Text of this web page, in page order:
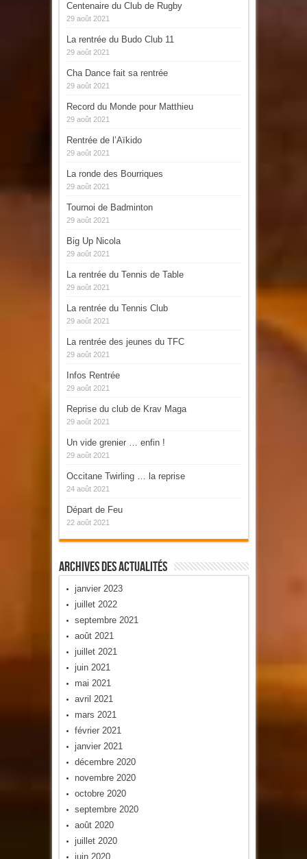
Centenaire du Club de Rugby
29 août 2021
La rentrée du Budo Club 11
29 août 2021
Cha Dance fait sa rentrée
29 août 2021
Record du Monde pour Matthieu
29 août 2021
Rentrée de l’Aïkido
29 août 2021
La ronde des Bourriques
29 août 2021
Tournoi de Badminton
29 août 2021
Big Up Nicola
29 août 2021
La rentrée du Tennis de Table
29 août 2021
La rentrée du Tennis Club
29 août 2021
La rentrée des jeunes du TFC
29 août 2021
Infos Rentrée
29 août 2021
Reprise du club de Krav Maga
29 août 2021
Un vide grenier … enfin !
29 août 2021
Occitane Twirling … la reprise
24 août 2021
Départ de Feu
22 août 2021
Archives Des Actualités
janvier 2023
juillet 2022
septembre 2021
août 2021
juillet 2021
juin 2021
mai 2021
avril 2021
mars 2021
février 2021
janvier 2021
décembre 2020
novembre 2020
octobre 2020
septembre 2020
août 2020
juillet 2020
juin 2020